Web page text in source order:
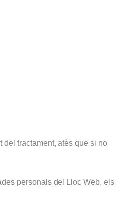
del tractament, atès que si no
personals del Lloc Web, els